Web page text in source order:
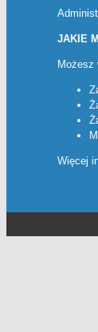
JAKIE
Możesz
Więcej